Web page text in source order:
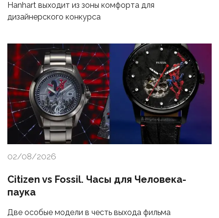
Hanhart выходит из зоны комфорта для
дизайнерского конкурса
02/08/2026
Citizen vs Fossil. Часы для Человека-
паука
Две особые модели в честь выхода фильма